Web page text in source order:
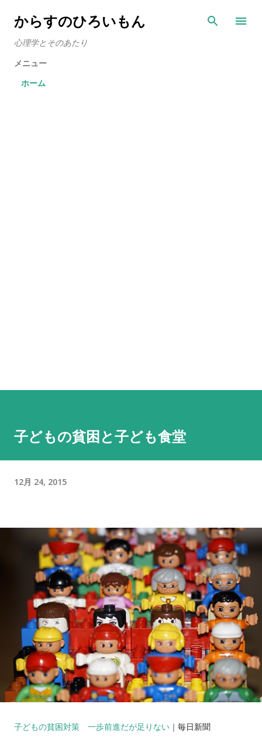
スキップしてメイン コンテンツに移動
からすのひろいもん
心理学とそのあたり
メニュー
ホーム
子どもの貧困と子ども食堂
12月 24, 2015
子どもの貧困対策 一歩前進だが足りない ｜毎日新聞